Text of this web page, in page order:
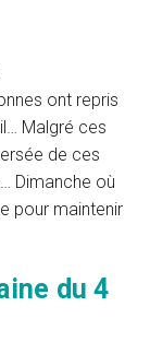
ont repris
Malgré ces
de ces
Dimanche où
pour maintenir
du 4